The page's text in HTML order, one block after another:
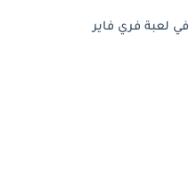
لعبة فري فاير